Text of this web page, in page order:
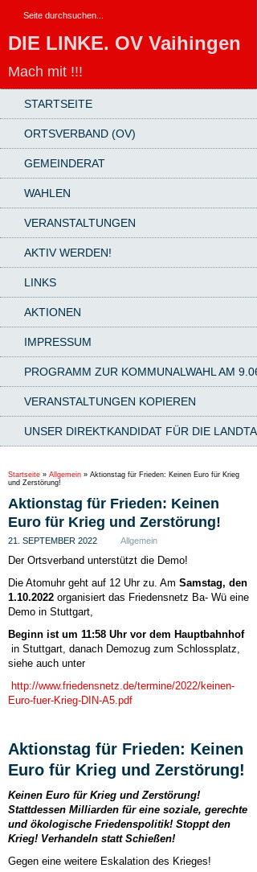
DIE LINKE. OV Vaihingen
Mach mit !!!
STARTSEITE
ORTSVERBAND (OV)
GEMEINDERAT
WAHLEN
VERANSTALTUNGEN
AKTIV WERDEN!
LINKS
AKTIONEN
IMPRESSUM
PROGRAMM ZUR KOMMUNALWAHL AM
VERANSTALTUNGEN KOPIEREN
UNSER DIREKTKANDIDAT FÜR DIE
Startseite » Allgemein » Aktionstag für Frieden: Keinen Euro für Krieg
und Zerstörung!
Aktionstag für Frieden: Keinen
Euro für Krieg und Zerstörung!
21. SEPTEMBER 2022 Allgemein
Der Ortsverband unterstützt die Demo!
Die Atomuhr geht auf 12 Uhr zu. Am Samstag, den
1.10.2022 organisiert das Friedensnetz Ba- Wü eine
Demo in Stuttgart,
Beginn ist um 11:58 Uhr vor dem Hauptbahnhof
in Stuttgart, danach Demozug zum Schlossplatz,
siehe auch unter
http://www.friedensnetz.de/termine/2022/keinen-
Euro-fuer-Krieg-DIN-A5.pdf
Aktionstag für Frieden: Keinen
Euro für Krieg und Zerstörung!
Keinen Euro für Krieg und Zerstörung!
Stattdessen Milliarden für eine soziale, gerechte
und ökologische Friedenspolitik! Stoppt den
Krieg! Verhandeln statt Schießen!
Gegen eine weitere Eskalation des Krieges!